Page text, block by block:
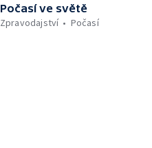
Počasí ve světě
Zpravodajství
Počasí